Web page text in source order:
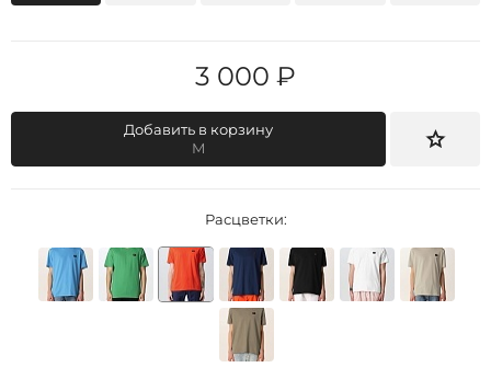
3 000 ₽
Добавить в корзину
M
Расцветки: